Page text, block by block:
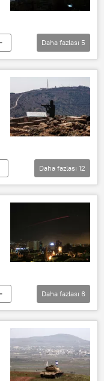
Daha fazlası 5
Daha fazlası 12
Daha fazlası 6